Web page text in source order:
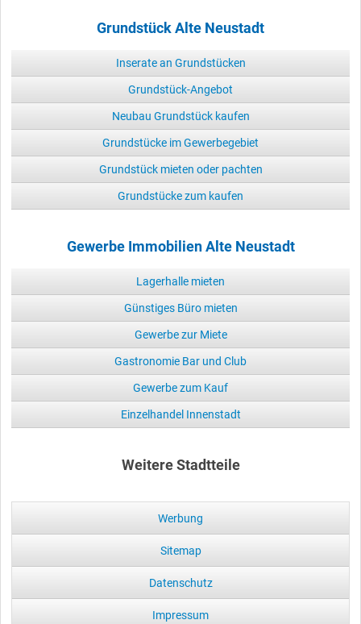
Grundstück Alte Neustadt
Inserate an Grundstücken
Grundstück-Angebot
Neubau Grundstück kaufen
Grundstücke im Gewerbegebiet
Grundstück mieten oder pachten
Grundstücke zum kaufen
Gewerbe Immobilien Alte Neustadt
Lagerhalle mieten
Günstiges Büro mieten
Gewerbe zur Miete
Gastronomie Bar und Club
Gewerbe zum Kauf
Einzelhandel Innenstadt
Weitere Stadtteile
Werbung
Sitemap
Datenschutz
Impressum